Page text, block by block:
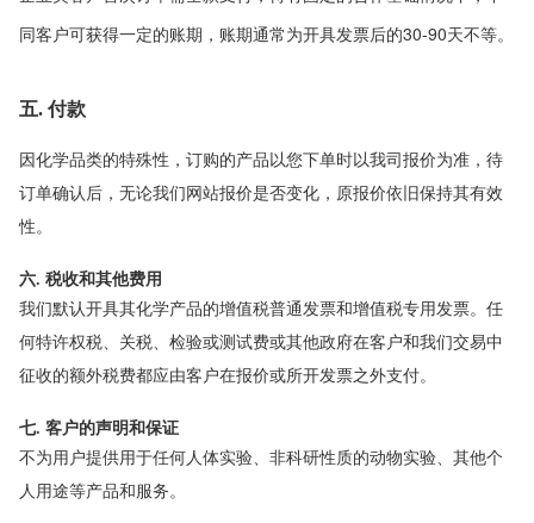
同客户可获得一定的账期，账期通常为开具发票后的30-90天不等。
五. 付款
因化学品类的特殊性，订购的产品以您下单时以我司报价为准，待
订单确认后，无论我们网站报价是否变化，原报价依旧保持其有效
性。
六. 税收和其他费用
我们默认开具其化学产品的增值税普通发票和增值税专用发票。任
何特许权税、关税、检验或测试费或其他政府在客户和我们交易中
征收的额外税费都应由客户在报价或所开发票之外支付。
七. 客户的声明和保证
不为用户提供用于任何人体实验、非科研性质的动物实验、其他个
人用途等产品和服务。